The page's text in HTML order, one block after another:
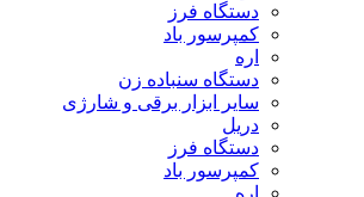
دستگاه فرز
کمپرسور باد
اره
دستگاه سنباده زن
سایر ابزار برقی و شارژی
دریل
دستگاه فرز
کمپرسور باد
اره